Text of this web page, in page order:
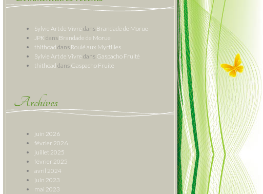
Sylvie Art de Vivre dans Brandade de Morue
JPK dans Brandade de Morue
thithoad dans Roulé aux Myrtilles
Sylvie Art de Vivre dans Gaspacho Fruité
thithoad dans Gaspacho Fruité
Archives
juin 2026
février 2026
juillet 2025
février 2025
avril 2024
juin 2023
mai 2023